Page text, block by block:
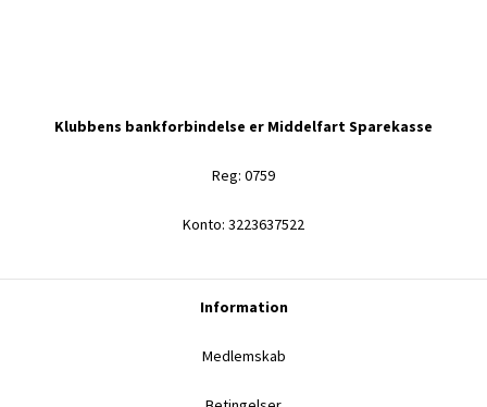
Klubbens bankforbindelse er Middelfart Sparekasse
Reg: 0759
Konto: 3223637522
Information
Medlemskab